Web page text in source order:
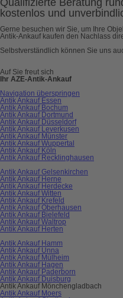
kostenlos und
Gerne besuchen wir Sie, um Ihre
Antik-Ankauf kaufen den Nachlass
Selbstverständlich können Sie uns
Auf Sie freut sich
Ihr AZE-Antik-Ankauf
Navigation überspringen
Antik Ankauf Essen
Antik Ankauf Bochum
Antik Ankauf Dortmund
Antik Ankauf Düsseldorf
Antik Ankauf Leverkusen
Antik Ankauf Münster
Antik Ankauf Wuppertal
Antik Ankauf Köln
Antik Ankauf Recklinghausen
Antik Ankauf Gelsenkirchen
Antik Ankauf Herne
Antik Ankauf Herdecke
Antik Ankauf Witten
Antik Ankauf Krefeld
Antik Ankauf Oberhausen
Antik Ankauf Bielefeld
Antik Ankauf Waltrop
Antik Ankauf Herten
Antik Ankauf Hamm
Antik Ankauf Unna
Antik Ankauf Mülheim
Antik Ankauf Hagen
Antik Ankauf Paderborn
Antik Ankauf Duisburg
Antik Ankauf Mönchengladbach
Antik Ankauf Moers